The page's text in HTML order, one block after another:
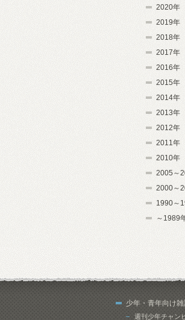
2020年
2019年
2018年
2017年
2016年
2015年
2014年
2013年
2012年
2011年
2010年
2005～
2000～
1990～
～1989
少年・青年向け
週刊少年チャン